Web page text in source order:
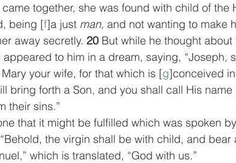
together, she was found with child of the
being [f]a just man, and not wanting to make
away secretly. 20 But while he thought
to him in a dream, saying, “Joseph,
your wife, for that which is [g]conceived
bring forth a Son, and you shall call His name
their sins.”
that it might be fulfilled which was spoken
“Behold, the virgin shall be with child, and bear
which is translated, “God with us.”